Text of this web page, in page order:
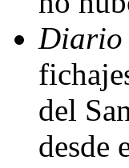
Diario
del
desde